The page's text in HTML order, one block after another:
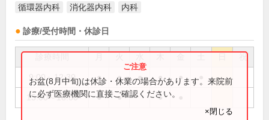
循環器内科 消化器内科 内科
診療/受付時間・休診日
祝
9:00～12:30 ● ● ● ● ●
15:00～18:00 ● ● ●
お盆(8月中旬)は休診・休業の場合があります。来院前
に必ず医療機関に直接ご確認ください。
×閉じる